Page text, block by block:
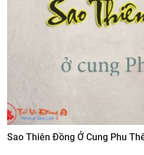
Sao Thiên Đồng Ở Cung Phu